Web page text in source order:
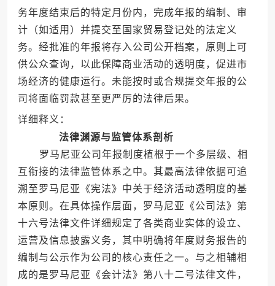
务年度结束后的特定月份内，完成年报的编制、审
计（如适用）并提交至国家贸易登记处的法定义
务。经批准的年报将存入公司公开档案，原则上可
供公众查询，以此保障商业活动的透明度，促进市
场经济的健康运行。未能按时或合规提交年报的公
司将面临罚款甚至更严厉的法律后果。
详细释义：
法律渊源与监管体系剖析
罗马尼亚公司年报制度植根于一个多层级、相
互衔接的法律监管体系之中。其最高法律依据可追
溯至罗马尼亚《宪法》中关于经济活动透明度的基
本原则。在具体操作层面，罗马尼亚《公司法》第
十六号法律文件详细规定了各类商业实体的设立、
运营及信息披露义务，其中明确将年度财务报告的
编制与公示作为公司的核心责任之一。与之相辅相
成的是罗马尼亚《会计法》第八十二号法律文件，